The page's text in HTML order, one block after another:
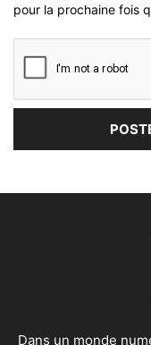
pour la prochaine fois
Dans un monde